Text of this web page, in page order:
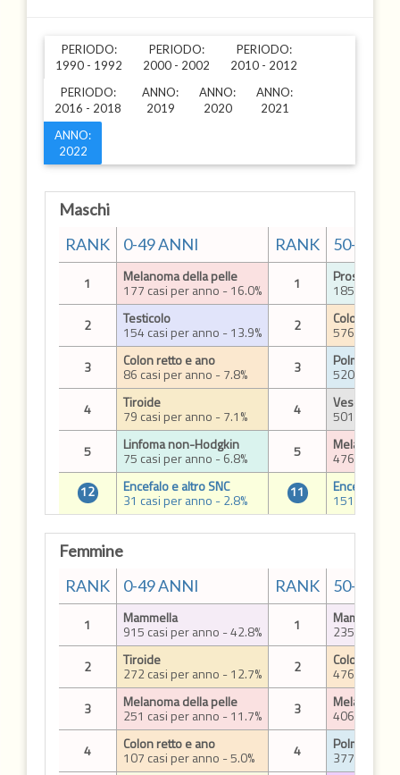
PERIODO:
1990 - 1992
PERIODO:
2000 - 2002
PERIODO:
2010 - 2012
PERIODO:
2016 - 2018
ANNO:
2019
ANNO:
2020
ANNO:
2021
ANNO:
2022
Maschi
RANK
0-49 ANNI RANK 50-69
1 Melanoma della pelle
177 casi per anno - 16.0% 1 Prostata
1858 casi
2
Testicolo
154 casi per anno - 13.9% 2 Colon retto
576 casi
3
Colon retto e ano
86 casi per anno - 7.8% 3 Polmone
520 casi
4
Tiroide
79 casi per anno - 7.1% 4 Vescica
501 casi
5
Linfoma non-Hodgkin
75 casi per anno - 6.8% 5 Melanoma
476 casi
12
Encefalo e altro SNC
31 casi per anno - 2.8% 11 Encefalo e
151 casi
Femmine
RANK
0-49 ANNI RANK 50-69
1 Mammella
915 casi per anno - 42.8% 1 Mammella
2358 casi
2
Tiroide
272 casi per anno - 12.7% 2 Colon retto
476 casi
3
Melanoma della pelle
251 casi per anno - 11.7% 3 Melanoma
406 casi
4
Colon retto e ano
107 casi per anno - 5.0% 4 Polmone
377 casi